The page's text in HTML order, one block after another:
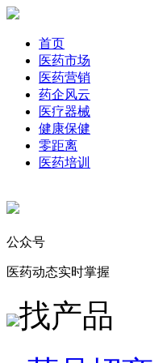
首页
医药市场
医药营销
药企风云
医疗器械
健康保健
零距离
医药培训
公众号
医药动态实时掌握
找产品